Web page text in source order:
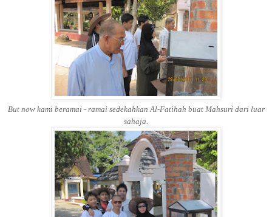
But now kami beramai - ramai sedekahkan Al-Fatihah buat Mahsuri dari luar
sahaja.